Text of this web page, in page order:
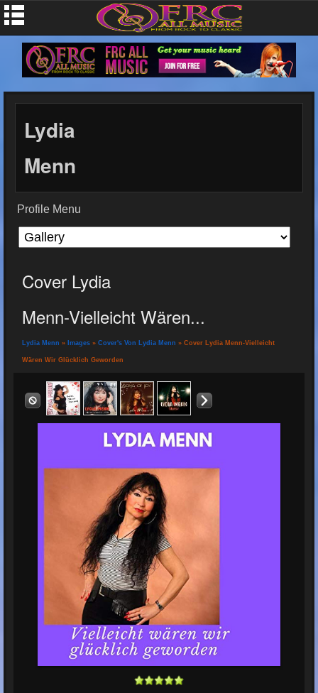
Lydia
Menn
Profile Menu
Cover Lydia
Menn-Vielleicht Wären...
Lydia Menn » Images » Cover's Von Lydia Menn » Cover Lydia Menn-Vielleicht
Wären Wir Glücklich Geworden